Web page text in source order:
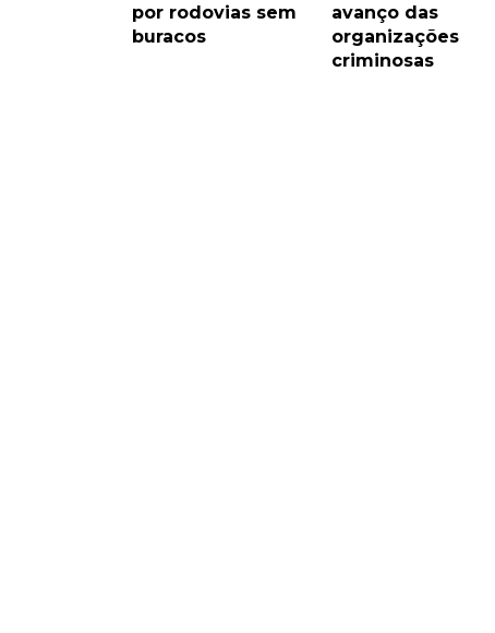
por rodovias sem
buracos
avanço das
organizações
criminosas